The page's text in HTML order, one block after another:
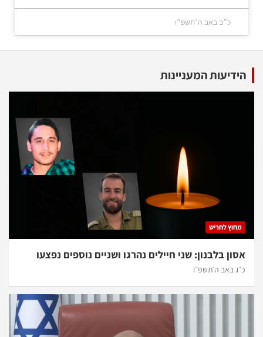
כ״ב באב ה׳תשפ״ו
הידיעות המעניינות
מחוץ לחריש
אסון בלבנון: שני חיילים נהרגו ושניים נוספים נפצעו
כ״ג באב ה׳תשפ״ו